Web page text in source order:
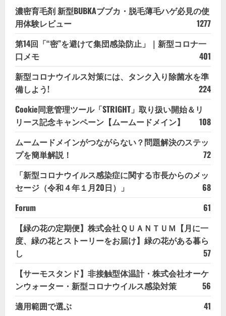
濃密育毛剤 新型BUBKAブブカ・脱毛薄毛ハゲ必見の使
用体験レビュー
1277
第14回「“密”を避けて集団感染防止」｜新型コロナ一
口メモ
401
新型コロナウイルス対策には、タンク入り除菌水を準
備しよう!
224
Cookie同意管理ツール「STRIGHT」取り扱い開始＆リ
リース記念キャンペーン【ムームードメイン】
108
ムームードメインがつながらない？問題解決のステッ
プを簡単解説！
72
「新型コロナウイルス感染症に関する市長からのメッ
セージ（令和４年１月20日）」
68
Forum
61
【緑の花の定期便】株式会社ＱＵＡＮＴＵＭ【月に一
度、緑の花とストーリーをお届け】緑の花がある暮ら
し
57
【サーモスタンド】非接触型体温計・株式会社オーケ
ンウォーター・新型コロナウイルス感染対策
56
適用範囲で選ぶ
41